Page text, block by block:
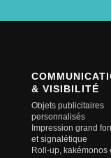
& VISIBILITÉ
Objets publicitaires
personnalisés
Impression grand
et signalétique
Roll-up, kakémonos